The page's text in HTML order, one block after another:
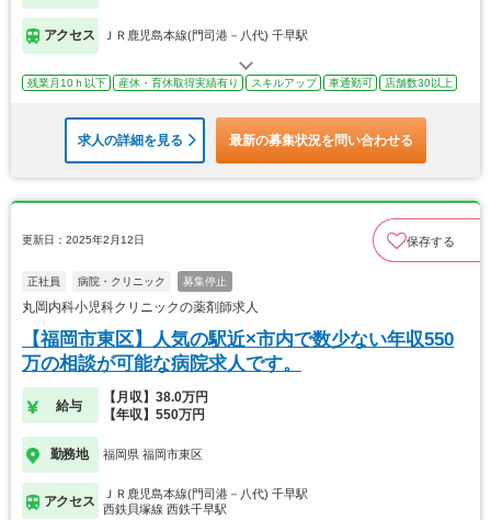
アクセス ＪＲ鹿児島本線(門司港－八代) 千早駅
残業月10ｈ以下 産休・育休取得実績有り スキルアップ 車通勤可 店舗数30以上
求人の詳細を見る 最新の募集状況を問い合わせる
更新日：2025年2月12日 保存する
正社員 病院・クリニック 募集停止
丸岡内科小児科クリニックの薬剤師求人
【福岡市東区】人気の駅近×市内で数少ない年収550
万の相談が可能な病院求人です。
給与
【月収】38.0万円
【年収】550万円
勤務地 福岡県 福岡市東区
アクセス
ＪＲ鹿児島本線(門司港－八代) 千早駅
西鉄貝塚線 西鉄千早駅